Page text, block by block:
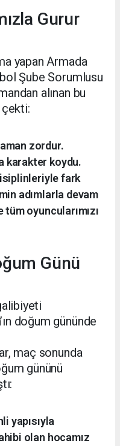
Gurur
yapan Armada
Şube Sorumlusu
alınan bu
zordur.
karakter koydu.
fark
adımlarla devam
oyuncularımızı
Günü
doğum gününde
maç sonunda
gününü
yapısıyla
olan hocamız